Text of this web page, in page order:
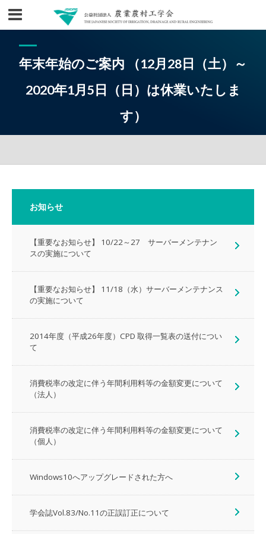
年末年始のご案内 （12月28日（土）～
2020年1月5日（日）は休業いたしま
す）
お知らせ
【重要なお知らせ】 10/22～27 サーバーメンテナン
スの実施について
【重要なお知らせ】 11/18（水）サーバーメンテナンス
の実施について
2014年度（平成26年度）CPD 取得一覧表の送付につい
て
消費税率の改定に伴う年間利用料等の金額変更について
（法人）
消費税率の改定に伴う年間利用料等の金額変更について
（個人）
Windows10へアップグレードされた方へ
学会誌Vol.83/No.11の正誤訂正について